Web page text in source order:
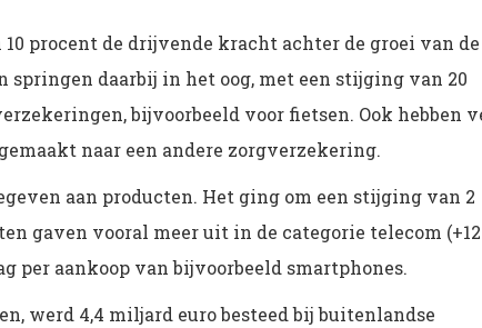
procent de drijvende kracht achter de groei van de
daarbij in het oog, met een stijging van 20
bijvoorbeeld voor fietsen. Ook hebben
naar een andere zorgverzekering.
aan producten. Het ging om een stijging van 2
gaven vooral meer uit in de categorie telecom (+12
per aankoop van bijvoorbeeld smartphones.
werd 4,4 miljard euro besteed bij buitenlandse